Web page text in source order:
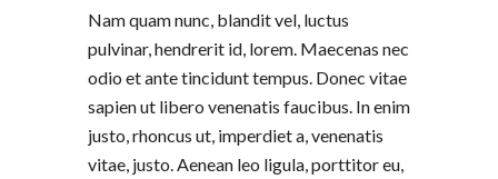
Nam quam nunc, blandit vel, luctus
pulvinar, hendrerit id, lorem. Maecenas nec
odio et ante tincidunt tempus. Donec vitae
sapien ut libero venenatis faucibus. In enim
justo, rhoncus ut, imperdiet a, venenatis
vitae, justo. Aenean leo ligula, porttitor eu,